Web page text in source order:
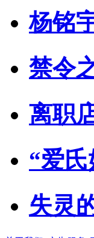
杨铭
禁令
离职
“爱
失灵